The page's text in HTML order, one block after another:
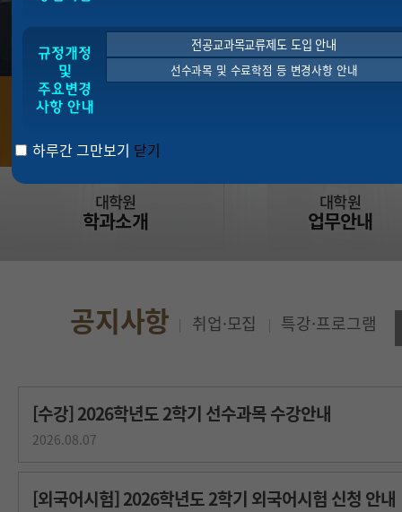
01
대학원
학과소개
대학원
업무안내
[수강] 2026학년도 2학기 선수과목 수강안내
2026.08.07
[외국어시험] 2026학년도 2학기 외국어시험 신청 안내
규정개정
및
주요변경
사항 안내
전공교과목교류제도 도입 안내
선수과목 및 수료학점 등 변경사항 안내
하루간 그만보기 닫기